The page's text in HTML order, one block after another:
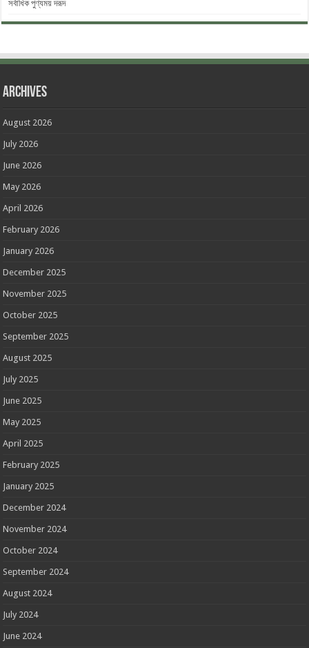
সর্বাধিক পুণ্যময় দরূদ
Archives
August 2026
July 2026
June 2026
May 2026
April 2026
February 2026
January 2026
December 2025
November 2025
October 2025
September 2025
August 2025
July 2025
June 2025
May 2025
April 2025
February 2025
January 2025
December 2024
November 2024
October 2024
September 2024
August 2024
July 2024
June 2024